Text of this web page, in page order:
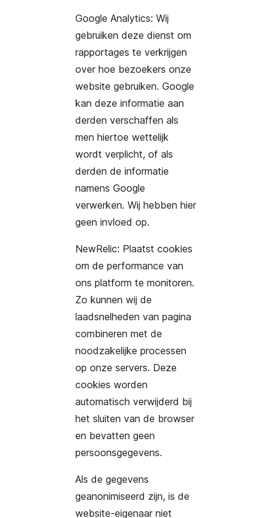
Google Analytics: Wij
gebruiken deze dienst om
rapportages te verkrijgen
over hoe bezoekers onze
website gebruiken. Google
kan deze informatie aan
derden verschaffen als
men hiertoe wettelijk
wordt verplicht, of als
derden de informatie
namens Google
verwerken. Wij hebben hier
geen invloed op.
NewRelic: Plaatst cookies
om de performance van
ons platform te monitoren.
Zo kunnen wij de
laadsnelheden van pagina
combineren met de
noodzakelijke processen
op onze servers. Deze
cookies worden
automatisch verwijderd bij
het sluiten van de browser
en bevatten geen
persoonsgegevens.
Als de gegevens
geanonimiseerd zijn, is de
website-eigenaar niet